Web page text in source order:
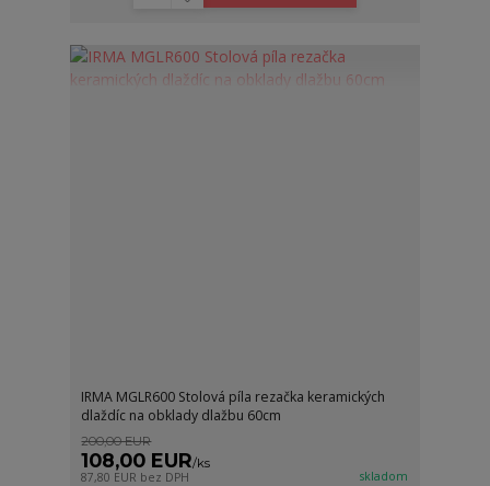
IRMA MGLR600 Stolová píla rezačka keramických
dlaždíc na obklady dlažbu 60cm
200,00 EUR
108,00 EUR/ks
87,80 EUR bez DPH skladom